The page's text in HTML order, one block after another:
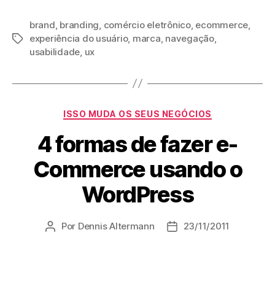
Tags
brand, branding, comércio eletrônico, ecommerce,
experiência do usuário, marca, navegação,
usabilidade, ux
Categorias
ISSO MUDA OS SEUS NEGÓCIOS
4 formas de fazer e-
Commerce usando o
WordPress
Autor
Por Dennis Altermann
Data23/11/2011